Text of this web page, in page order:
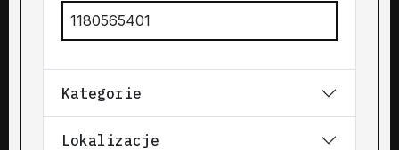
1180565401
Kategorie
Lokalizacje